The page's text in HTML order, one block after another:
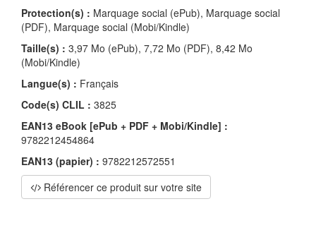
Protection(s) : Marquage social (ePub), Marquage social
(PDF), Marquage social (Mobi/Kindle)
Taille(s) : 3,97 Mo (ePub), 7,72 Mo (PDF), 8,42 Mo
(Mobi/Kindle)
Langue(s) : Français
Code(s) CLIL : 3825
EAN13 eBook [ePub + PDF + Mobi/Kindle] :
9782212454864
EAN13 (papier) : 9782212572551
Référencer ce produit sur votre site